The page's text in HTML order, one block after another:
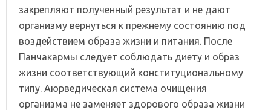
закрепляют полученный результат и не дают
организму вернуться к прежнему состоянию под
воздействием образа жизни и питания. После
Панчакармы следует соблюдать диету и образ
жизни соответствующий конституциональному
типу. Аюрведическая система очищения
организма не заменяет здорового образа жизни